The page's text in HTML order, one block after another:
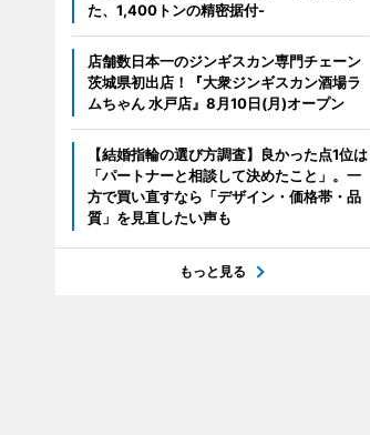
た、1,400トンの精密据付-
店舗数日本一のジンギスカン専門チェーン
茨城県初出店！『大衆ジンギスカン酒場ラ
ムちゃん 水戸店』8月10日(月)オープン
【結婚指輪の選び方調査】良かった点1位は
「パートナーと相談して決めたこと」。一
方で買い直すなら「デザイン・価格帯・品
質」を見直したい声も
もっと見る